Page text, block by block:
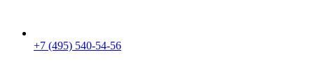
+7 (495) 540-54-56